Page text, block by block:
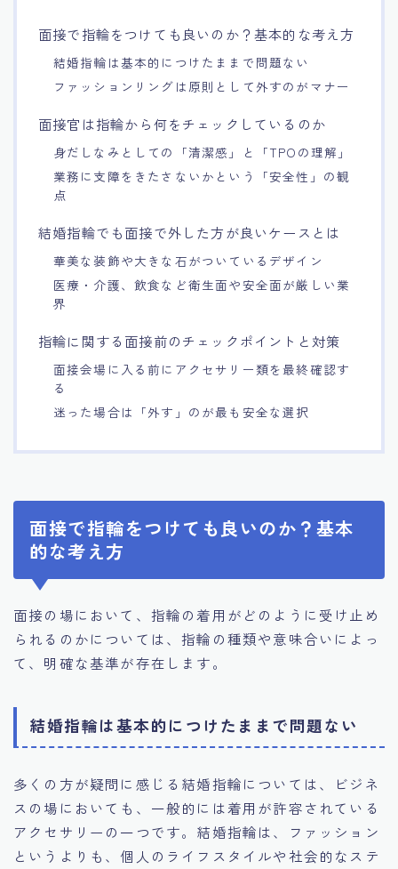
面接で指輪をつけても良いのか？基本的な考え方
結婚指輪は基本的につけたままで問題ない
ファッションリングは原則として外すのがマナー
面接官は指輪から何をチェックしているのか
身だしなみとしての「清潔感」と「TPOの理解」
業務に支障をきたさないかという「安全性」の観
点
結婚指輪でも面接で外した方が良いケースとは
華美な装飾や大きな石がついているデザイン
医療・介護、飲食など衛生面や安全面が厳しい業
界
指輪に関する面接前のチェックポイントと対策
面接会場に入る前にアクセサリー類を最終確認す
る
迷った場合は「外す」のが最も安全な選択
面接で指輪をつけても良いのか？基本
的な考え方
面接の場において、指輪の着用がどのように受け止め
られるのかについては、指輪の種類や意味合いによっ
て、明確な基準が存在します。
結婚指輪は基本的につけたままで問題ない
多くの方が疑問に感じる結婚指輪については、ビジネ
スの場においても、一般的には着用が許容されている
アクセサリーの一つです。結婚指輪は、ファッション
というよりも、個人のライフスタイルや社会的なステ